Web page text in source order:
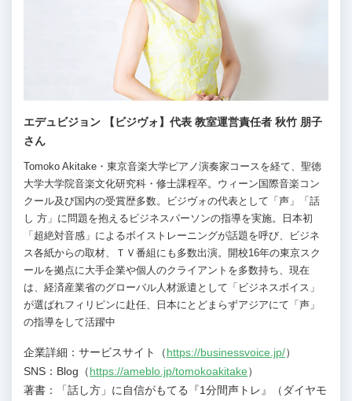
エデュビジョン 【ビジヴォ】代表 教室運営責任者 秋竹 朋子
さん
Tomoko Akitake・東京音楽大学ピアノ演奏家コースを経て、聖徳
大学大学院音楽文化研究科・修士課程卒。ウィーン国際音楽コン
クール及び国内の受賞歴多数。ビジヴォの代表として「声」「話
し 方」に問題を抱えるビジネスパーソンの指導を実施。日本初
「超絶対音感」によるボイストレーニングが話題を呼び、ビジネ
ス各紙からの取材、ＴＶ番組にも多数出演。開校16年の東京スク
ールを拠点に大手企業や個人のクライアントを多数持ち、現在
は、経済産業省のグローバル人材派遣として「ビジネスボイス」
が選ばれフィリピンに赴任、日本にとどまらずアジアにて「声」
の指導をして活躍中
企業詳細：サービスサイト（https://businessvoice.jp/）
SNS：Blog（https://ameblo.jp/tomokoakitake）
著書：「話し方」に自信がもてる『1分間声トレ』（ダイヤモ